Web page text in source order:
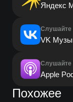
Яндекс
Слушайте
VK
Слушайте
Apple
Похожее